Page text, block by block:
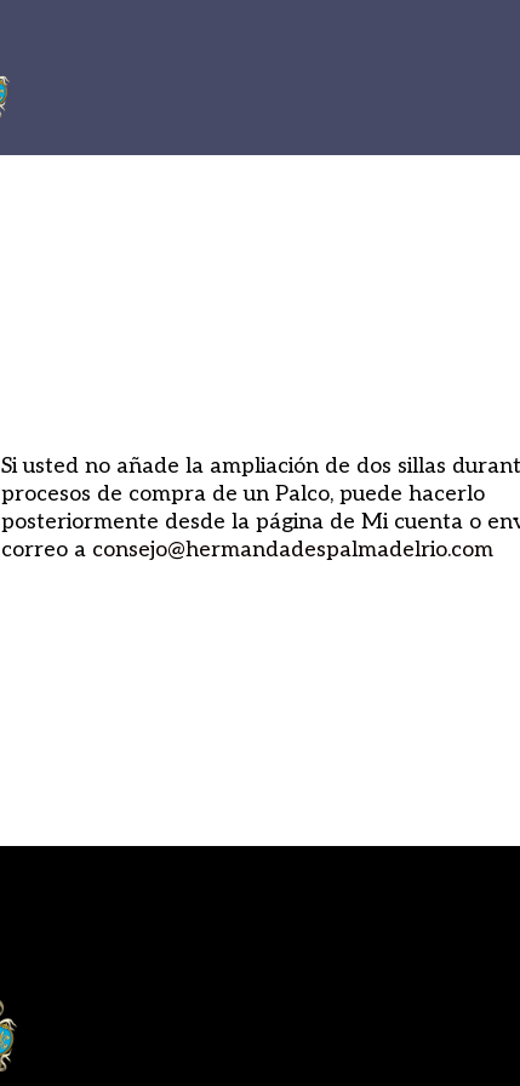
Si usted no añade la ampliación de dos sillas
procesos de compra de un Palco, puede hacerlo
posteriormente desde la página de Mi cuenta o
correo a consejo@hermandadespalmadelrio.com